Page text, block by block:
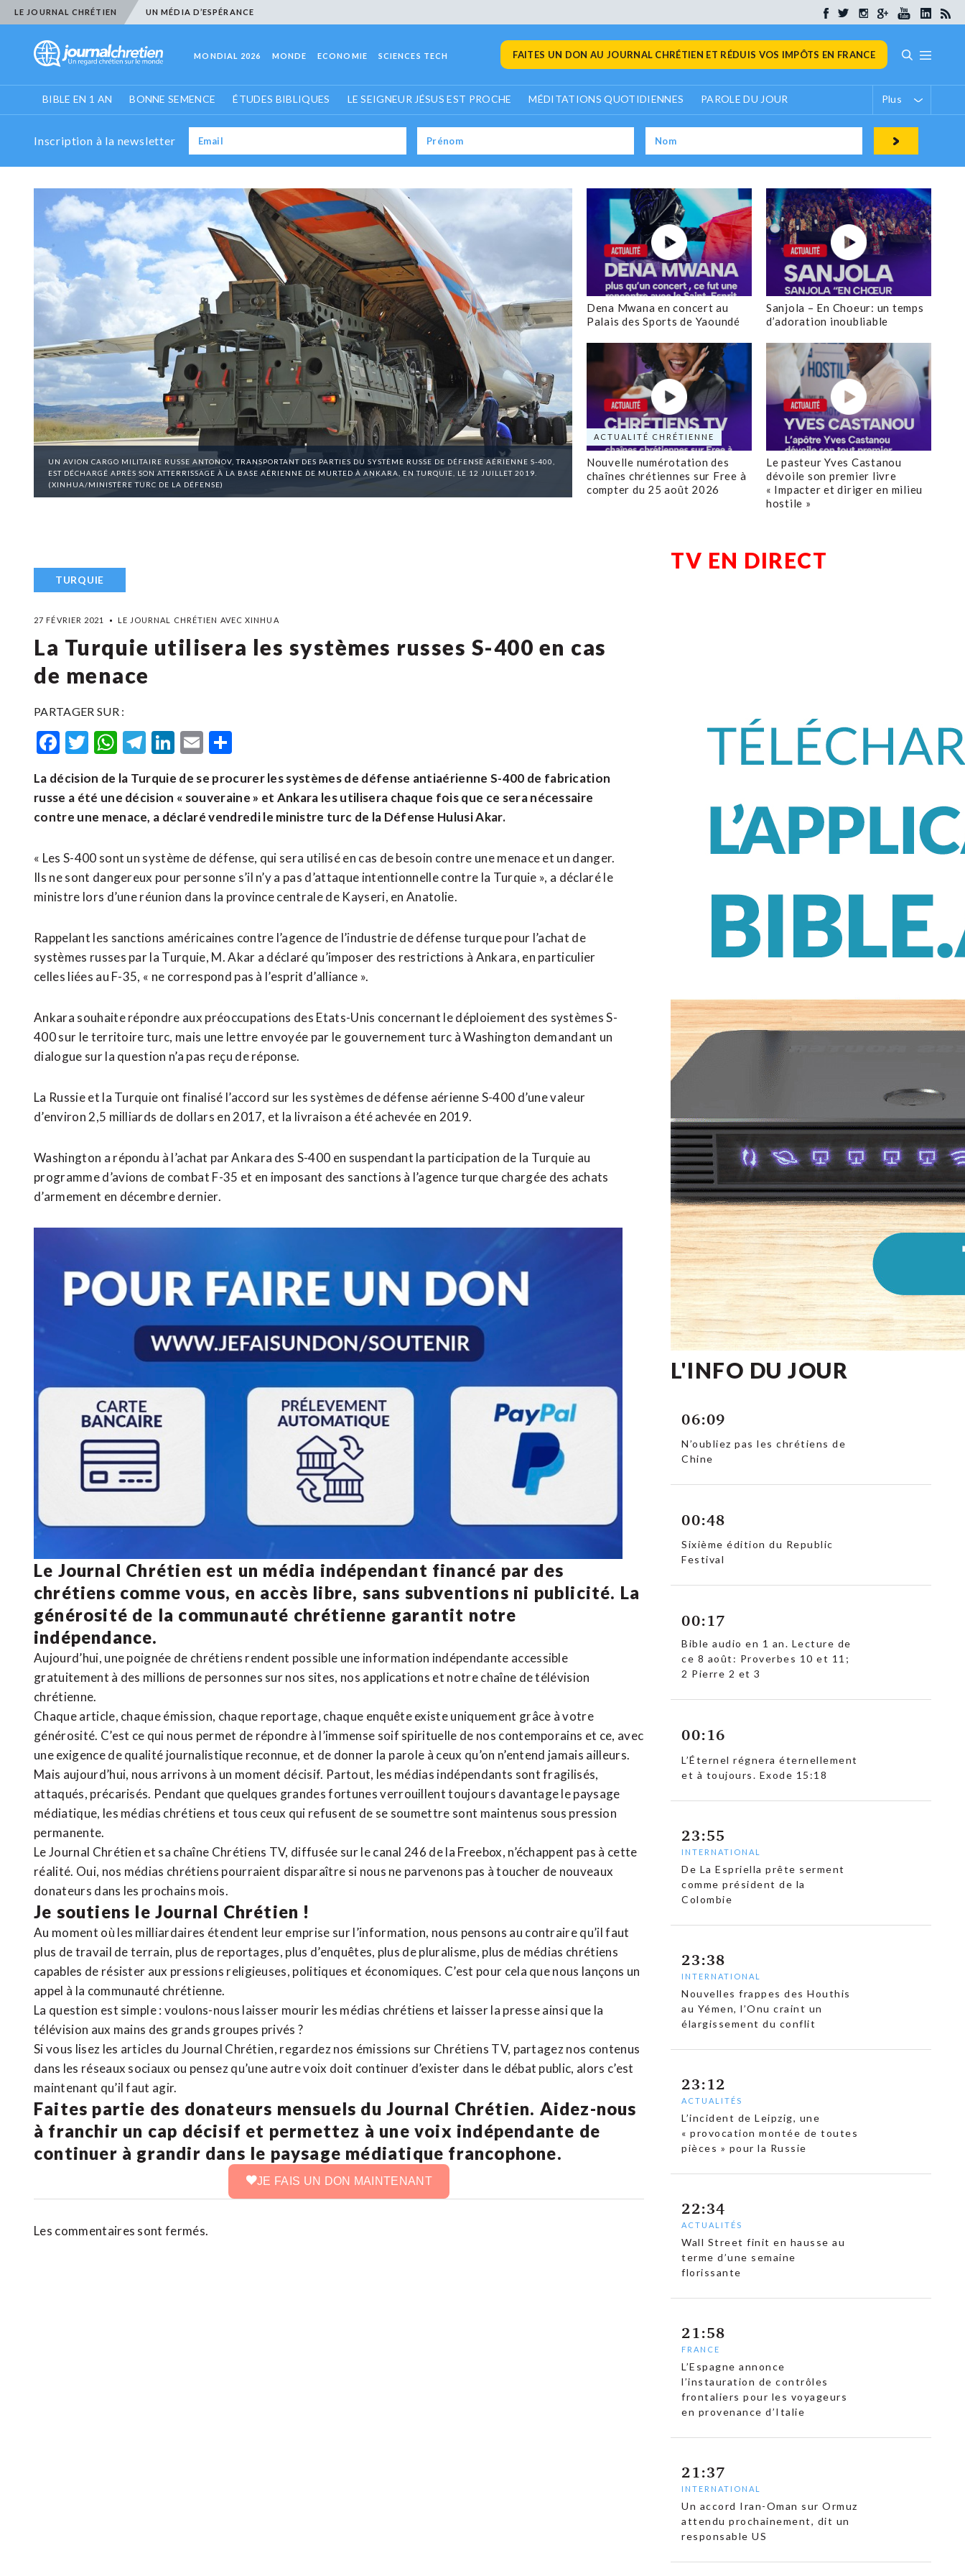
LE JOURNAL CHRÉTIEN UN MÉDIA D’ESPÉRANCE
MONDIAL 2026 MONDE ECONOMIE SCIENCES TECH FAITES UN DON AU JOURNAL CHRÉTIEN ET RÉDUIS VOS IMPÔTS EN FRANCE
BIBLE EN 1 AN BONNE SEMENCE ÉTUDES BIBLIQUES LE SEIGNEUR JÉSUS EST PROCHE MÉDITATIONS QUOTIDIENNES PAROLE DU JOUR Plus
Inscription à la newsletter
UN AVION CARGO MILITAIRE RUSSE ANTONOV, TRANSPORTANT DES PARTIES DU SYSTÈME RUSSE DE DÉFENSE AÉRIENNE S-400,
EST DÉCHARGÉ APRÈS SON ATTERRISSAGE À LA BASE AÉRIENNE DE MURTED À ANKARA, EN TURQUIE, LE 12 JUILLET 2019.
(XINHUA/MINISTÈRE TURC DE LA DÉFENSE)
Dena Mwana en concert au
Palais des Sports de Yaoundé
Sanjola – En Choeur: un temps
d’adoration inoubliable
ACTUALITÉ CHRÉTIENNE
Nouvelle numérotation des
chaînes chrétiennes sur Free à
compter du 25 août 2026
Le pasteur Yves Castanou
dévoile son premier livre
« Impacter et diriger en milieu
hostile »
TURQUIE
27 FÉVRIER 2021 LE JOURNAL CHRÉTIEN AVEC XINHUA
La Turquie utilisera les systèmes russes S-400 en cas
de menace
PARTAGER SUR :
Facebook
Twitter
WhatsApp
Telegram
LinkedIn
Email
La décision de la Turquie de se procurer les systèmes de défense antiaérienne S-400 de fabrication
russe a été une décision « souveraine » et Ankara les utilisera chaque fois que ce sera nécessaire
contre une menace, a déclaré vendredi le ministre turc de la Défense Hulusi Akar.
« Les S-400 sont un système de défense, qui sera utilisé en cas de besoin contre une menace et un danger.
Ils ne sont dangereux pour personne s’il n’y a pas d’attaque intentionnelle contre la Turquie », a déclaré le
ministre lors d’une réunion dans la province centrale de Kayseri, en Anatolie.
Rappelant les sanctions américaines contre l’agence de l’industrie de défense turque pour l’achat de
systèmes russes par la Turquie, M. Akar a déclaré qu’imposer des restrictions à Ankara, en particulier
celles liées au F-35, « ne correspond pas à l’esprit d’alliance ».
Ankara souhaite répondre aux préoccupations des Etats-Unis concernant le déploiement des systèmes S-
400 sur le territoire turc, mais une lettre envoyée par le gouvernement turc à Washington demandant un
dialogue sur la question n’a pas reçu de réponse.
La Russie et la Turquie ont finalisé l’accord sur les systèmes de défense aérienne S-400 d’une valeur
d’environ 2,5 milliards de dollars en 2017, et la livraison a été achevée en 2019.
Washington a répondu à l’achat par Ankara des S-400 en suspendant la participation de la Turquie au
programme d’avions de combat F-35 et en imposant des sanctions à l’agence turque chargée des achats
d’armement en décembre dernier.
Le Journal Chrétien est un média indépendant financé par des
chrétiens comme vous, en accès libre, sans subventions ni publicité. La
générosité de la communauté chrétienne garantit notre
indépendance.
Aujourd’hui, une poignée de chrétiens rendent possible une information indépendante accessible
gratuitement à des millions de personnes sur nos sites, nos applications et notrechaîne de télévision
chrétienne.
Chaque article, chaque émission, chaque reportage, chaque enquête existe uniquement grâce à votre
générosité. C’est ce qui nous permet de répondre à l’immense soif spirituelle de nos contemporains et ce, avec
une exigence de qualité journalistique reconnue, et de donner la parole à ceux qu’on n’entend jamais ailleurs.
Mais aujourd’hui, nous arrivons à un moment décisif. Partout, les médias indépendants sont fragilisés,
attaqués, précarisés. Pendant que quelques grandes fortunes verrouillent toujours davantage le paysage
médiatique, les médias chrétiens et tous ceux qui refusent de se soumettre sont maintenus sous pression
permanente.
Le Journal Chrétien et sa chaîne Chrétiens TV, diffusée sur le canal 246 de la Freebox, n’échappent pas à cette
réalité. Oui, nos médias chrétiens pourraient disparaître si nous ne parvenons pas à toucher de nouveaux
donateurs dans les prochains mois.
Je soutiens le Journal Chrétien !
Au moment où les milliardaires étendent leur emprise sur l’information, nous pensons au contraire qu’il faut
plus de travail de terrain, plus de reportages, plus d’enquêtes, plus de pluralisme, plus de médias chrétiens
capables de résister aux pressions religieuses, politiques et économiques. C’est pour cela que nous lançons un
appel à la communauté chrétienne.
La question est simple : voulons-nous laisser mourir les médias chrétiens et laisser la presse ainsi que la
télévision aux mains des grands groupes privés ?
Si vous lisez les articles du Journal Chrétien, regardez nos émissions sur Chrétiens TV, partagez nos contenus
dans les réseaux sociaux ou pensez qu’une autre voix doit continuer d’exister dans le débat public, alors c’est
maintenant qu’il faut agir.
Faites partie des donateurs mensuels du Journal Chrétien. Aidez-nous
à franchir un cap décisif et permettez à une voix indépendante de
continuer à grandir dans le paysage médiatique francophone.
JE FAIS UN DON MAINTENANT
Les commentaires sont fermés.
TV EN DIRECT
L'INFO DU JOUR
06:09
N’oubliez pas les chrétiens de
Chine
00:48
Sixième édition du Republic
Festival
00:17
Bible audio en 1 an. Lecture de
ce 8 août: Proverbes 10 et 11;
2 Pierre 2 et 3
00:16
L’Éternel régnera éternellement
et à toujours. Exode 15:18
23:55
INTERNATIONAL
De La Espriella prête serment
comme président de la
Colombie
23:38
INTERNATIONAL
Nouvelles frappes des Houthis
au Yémen, l’Onu craint un
élargissement du conflit
23:12
ACTUALITÉS
L’incident de Leipzig, une
« provocation montée de toutes
pièces » pour la Russie
22:34
ACTUALITÉS
Wall Street finit en hausse au
terme d’une semaine
florissante
21:58
FRANCE
L’Espagne annonce
l’instauration de contrôles
frontaliers pour les voyageurs
en provenance d’Italie
21:37
INTERNATIONAL
Un accord Iran-Oman sur Ormuz
attendu prochainement, dit un
responsable US